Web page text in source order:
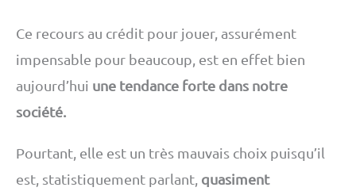
Ce recours au crédit pour jouer, assurément
impensable pour beaucoup, est en effet bien
aujourd’hui une tendance forte dans notre
société.
Pourtant, elle est un très mauvais choix puisqu’il
est, statistiquement parlant, quasiment